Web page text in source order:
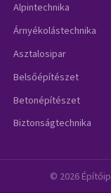
Alpintechnika
Árnyékolástechnika
Asztalosipar
Belsőépítészet
Betonépítészet
Biztonságtechnika
© 2026